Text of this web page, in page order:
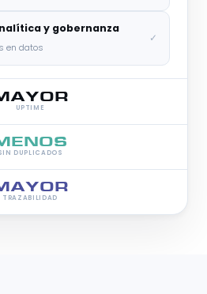
y gobernanza
en datos
✓
UPTIME
DUPLICADOS
TRAZABILIDAD